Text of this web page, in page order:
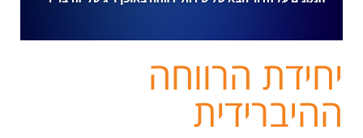
יחידת הרווחה
ההיברידית